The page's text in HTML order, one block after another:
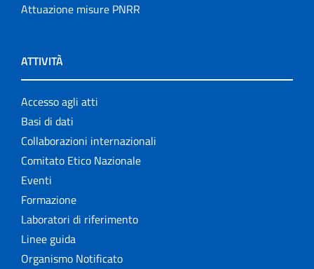
Attuazione misure PNRR
ATTIVITÀ
Accesso agli atti
Basi di dati
Collaborazioni internazionali
Comitato Etico Nazionale
Eventi
Formazione
Laboratori di riferimento
Linee guida
Organismo Notificato